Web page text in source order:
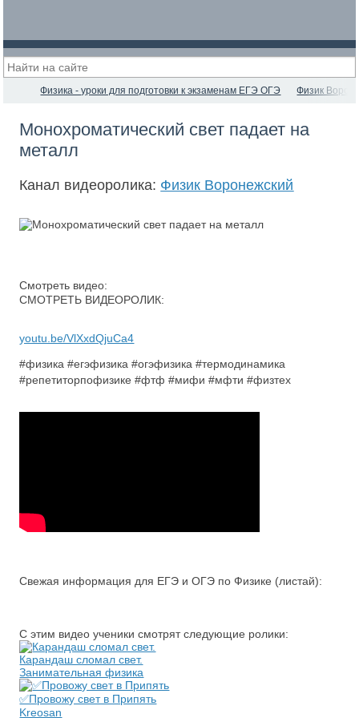
Физика - уроки для подготовки к экзаменам ЕГЭ ОГЭ Физик
Монохроматический свет падает на
металл
Канал видеоролика: Физик Воронежский
Смотреть видео:
СМОТРЕТЬ ВИДЕОРОЛИК:
youtu.be/VlXxdQjuCa4
#физика #егэфизика #огэфизика #термодинамика
#репетиторпофизике #фтф #мифи #мфти #физтех
Свежая информация для ЕГЭ и ОГЭ по Физике (листай):
С этим видео ученики смотрят следующие ролики:
Карандаш сломал свет.
Занимательная физика
✅Провожу свет в Припять
Kreosan